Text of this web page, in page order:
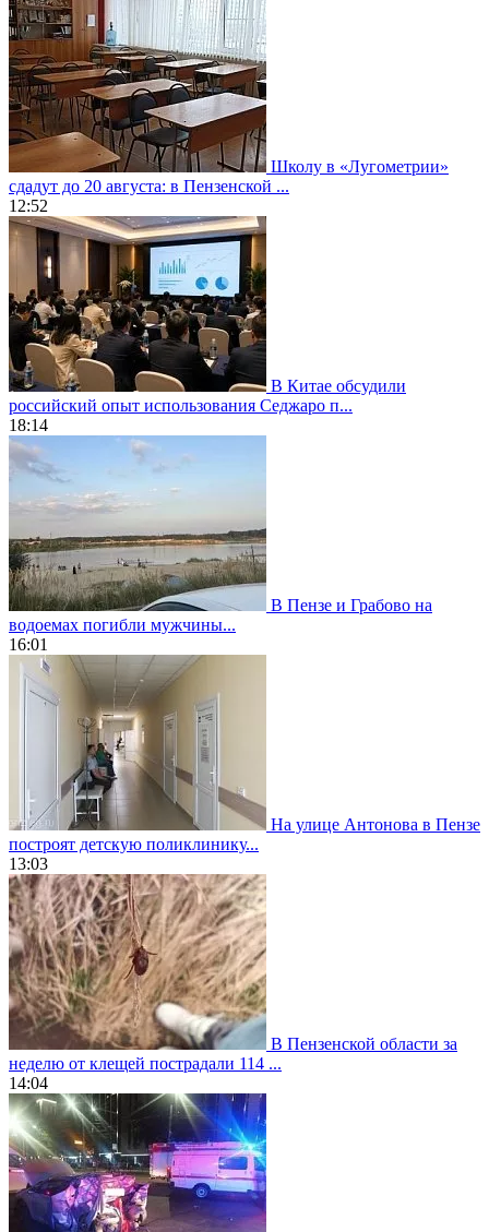
Школу в «Лугометрии»
сдадут до 20 августа: в Пензенской ...
12:52
В Китае обсудили
российский опыт использования Седжаро п...
18:14
В Пензе и Грабово на
водоемах погибли мужчины...
16:01
На улице Антонова в Пензе
построят детскую поликлинику...
13:03
В Пензенской области за
неделю от клещей пострадали 114 ...
14:04